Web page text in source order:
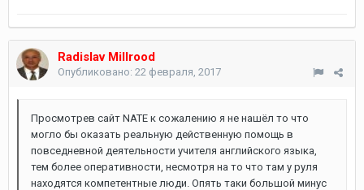
Radislav Millrood
Опубликовано: 22 февраля, 2017
Просмотрев сайт NATE к сожалению я не нашёл то что
могло бы оказать реальную действенную помощь в
повседневной деятельности учителя английского языка,
тем более оперативности, несмотря на то что там у руля
находятся компетентные люди. Опять таки большой минус